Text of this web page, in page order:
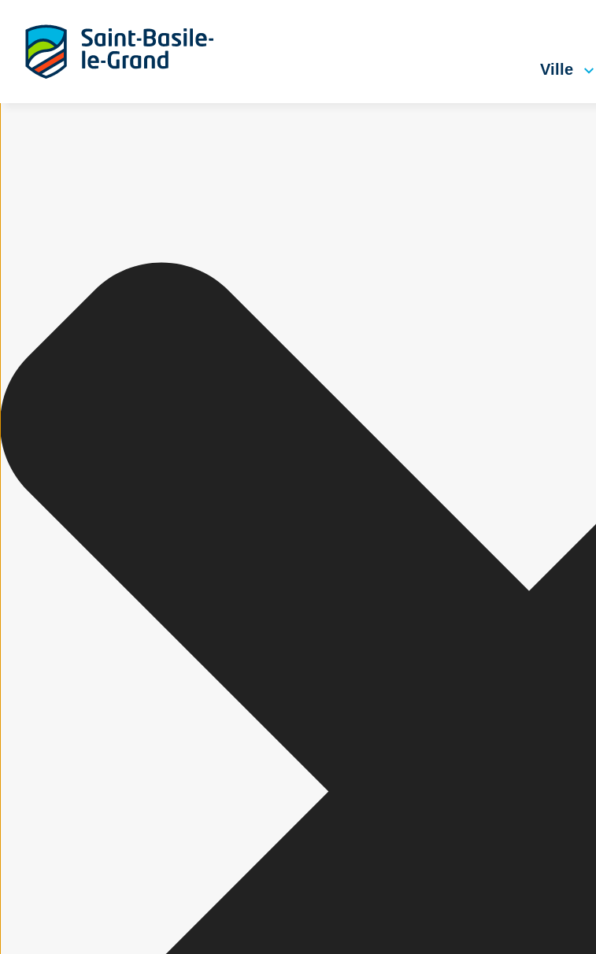
Ville